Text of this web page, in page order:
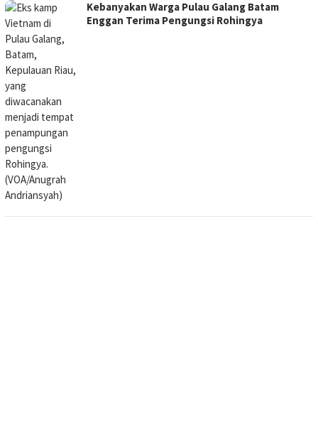
Kebanyakan Warga Pulau Galang Batam
Enggan Terima Pengungsi Rohingya